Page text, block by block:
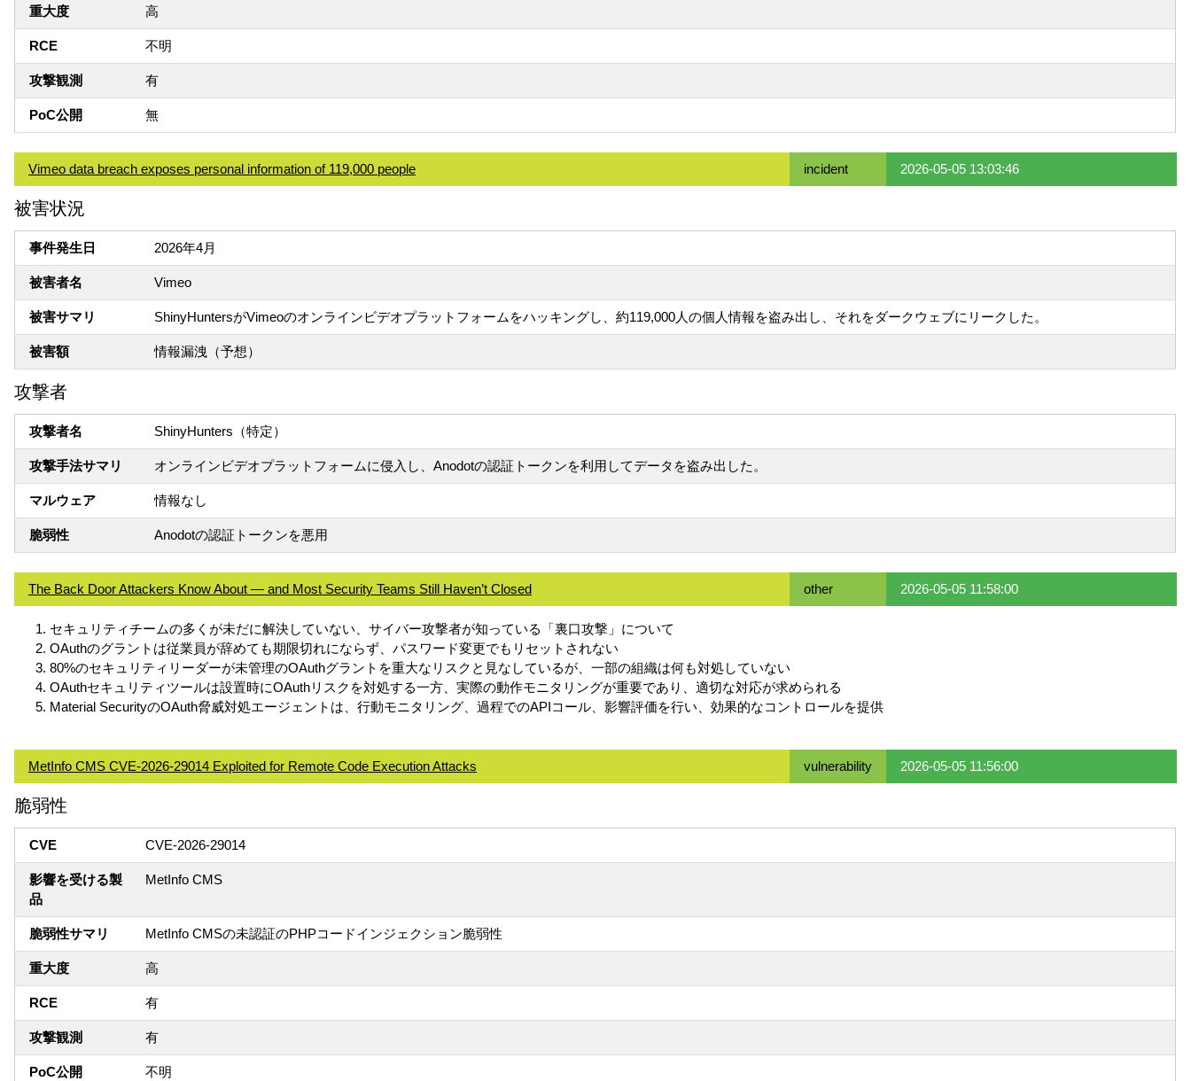
重大度 高
RCE 不明
攻撃観測 有
PoC公開 無
Vimeo data breach exposes personal information of 119,000 people incident 2026-05-05 13:03:46
被害状況
事件発生日 2026年4月
被害者名 Vimeo
被害サマリ ShinyHuntersがVimeoのオンラインビデオプラットフォームをハッキングし、約119,000人の個人情報を盗み出し、それをダークウェブにリークした。
被害額 情報漏洩（予想）
攻撃者
攻撃者名 ShinyHunters（特定）
攻撃手法サマリ オンラインビデオプラットフォームに侵入し、Anodotの認証トークンを利用してデータを盗み出した。
マルウェア 情報なし
脆弱性 Anodotの認証トークンを悪用
The Back Door Attackers Know About — and Most Security Teams Still Haven’t Closed other 2026-05-05 11:58:00
セキュリティチームの多くが未だに解決していない、サイバー攻撃者が知っている「裏口攻撃」について
OAuthのグラントは従業員が辞めても期限切れにならず、パスワード変更でもリセットされない
80%のセキュリティリーダーが未管理のOAuthグラントを重大なリスクと見なしているが、一部の組織は何も対処していない
OAuthセキュリティツールは設置時にOAuthリスクを対処する一方、実際の動作モニタリングが重要であり、適切な対応が求められる
Material SecurityのOAuth脅威対処エージェントは、行動モニタリング、過程でのAPIコール、影響評価を行い、効果的なコントロールを提供
MetInfo CMS CVE-2026-29014 Exploited for Remote Code Execution Attacks vulnerability 2026-05-05 11:56:00
脆弱性
CVE CVE-2026-29014
影響を受ける製
品
MetInfo CMS
脆弱性サマリ MetInfo CMSの未認証のPHPコードインジェクション脆弱性
重大度 高
RCE 有
攻撃観測 有
PoC公開 不明